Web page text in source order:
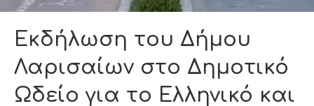
Εκδήλωση του Δήμου
Λαρισαίων στο Δημοτικό
Ωδείο για το Ελληνικό και